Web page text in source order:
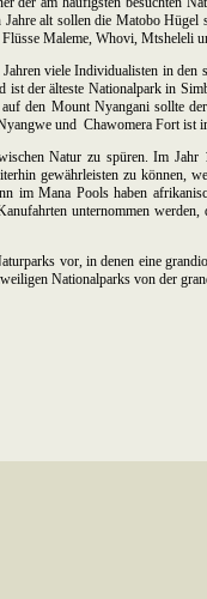
alt sollen die Matobo Hügel
Maleme, Whovi, Mtsheleli
viele Individualisten in
der älteste Nationalpark in
den Mount Nyangani sollte
und Chawomera Fort ist
Natur zu spüren. Im
gewährleisten zu können,
im Mana Pools haben
unternommen
vor, in denen eine
Nationalparks von der